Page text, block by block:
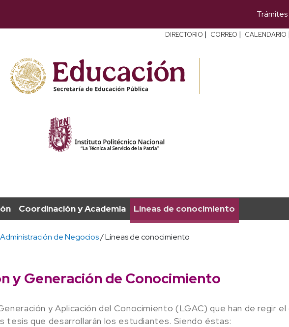
Trámites
DIRECTORIO | CORREO | CALENDARIO |
Coordinación y Academia Líneas de conocimiento
de Negocios/ Líneas de conocimiento
y Generación de Conocimiento
y Aplicación del Conocimiento (LGAC) que han de regir el
tesis que desarrollarán los estudiantes. Siendo éstas: